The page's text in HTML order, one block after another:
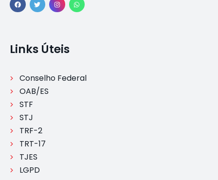
Links Úteis
Conselho Federal
OAB/ES
STF
STJ
TRF-2
TRT-17
TJES
LGPD